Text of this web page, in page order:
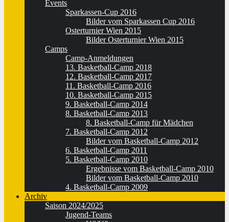
Events
Sparkassen-Cup 2016
Bilder vom Sparkassen Cup 2016
Osterturnier Wien 2015
Bilder Osterturnier Wien 2015
Camps
Camp-Anmeldungen
13. Basketball-Camp 2018
12. Basketball-Camp 2017
11. Basketball-Camp 2016
10. Basketball-Camp 2015
9. Basketball-Camp 2014
8. Basketball-Camp 2013
8. Basketball-Camp für Mädchen
7. Basketball-Camp 2012
Bilder vom Basketball-Camp 2012
6. Basketball-Camp 2011
5. Basketball-Camp 2010
Ergebnisse vom Basketball-Camp 2010
Bilder vom Basketball-Camp 2010
4. Basketball-Camp 2009
Archiv
Saison 2024/2025
Jugend-Teams